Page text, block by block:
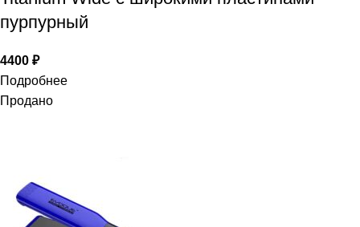
пурпурный
4400 ₽
Подробнее
Продано